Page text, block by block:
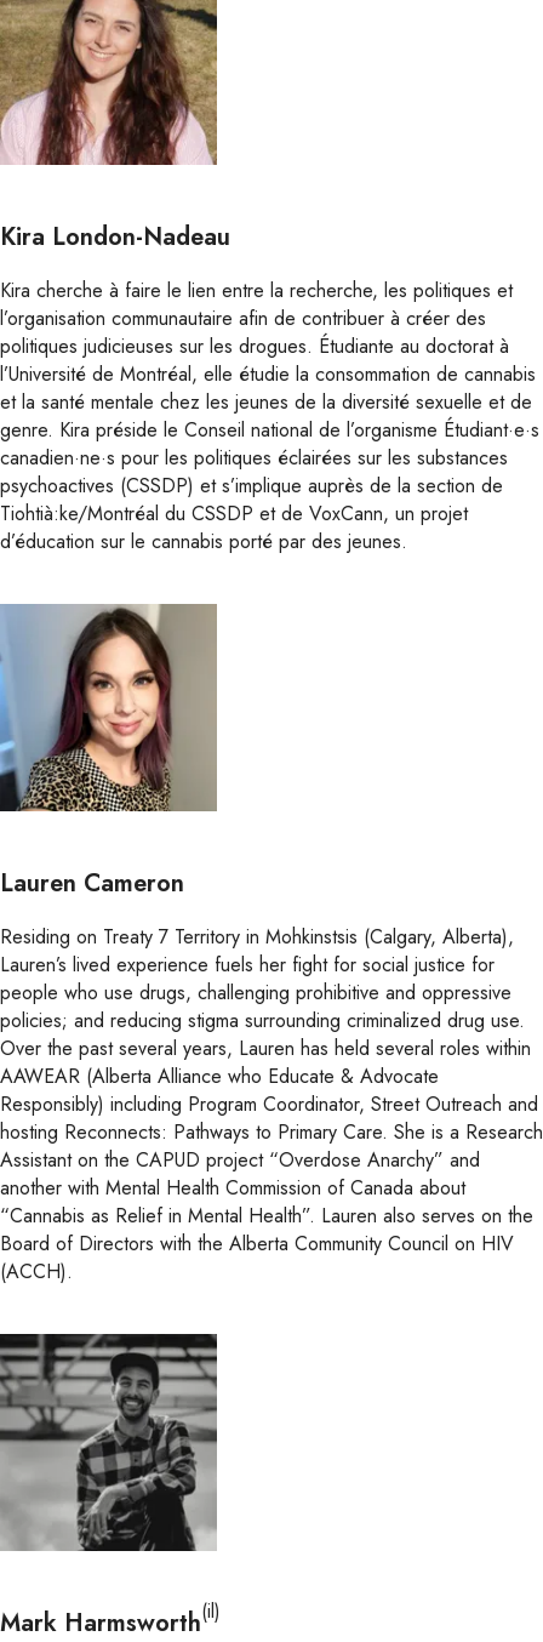
Kira London-Nadeau
Kira cherche à faire le lien entre la recherche, les politiques et
l’organisation communautaire afin de contribuer à créer des
politiques judicieuses sur les drogues. Étudiante au doctorat à
l’Université de Montréal, elle étudie la consommation de cannabis
et la santé mentale chez les jeunes de la diversité sexuelle et de
genre. Kira préside le Conseil national de l’organisme Étudiant·e·s
canadien·ne·s pour les politiques éclairées sur les substances
psychoactives (CSSDP) et s’implique auprès de la section de
Tiohtià:ke/Montréal du CSSDP et de VoxCann, un projet
d’éducation sur le cannabis porté par des jeunes.
Lauren Cameron
Residing on Treaty 7 Territory in Mohkinstsis (Calgary, Alberta),
Lauren’s lived experience fuels her fight for social justice for
people who use drugs, challenging prohibitive and oppressive
policies; and reducing stigma surrounding criminalized drug use.
Over the past several years, Lauren has held several roles within
AAWEAR (Alberta Alliance who Educate & Advocate
Responsibly) including Program Coordinator, Street Outreach and
hosting Reconnects: Pathways to Primary Care. She is a Research
Assistant on the CAPUD project “Overdose Anarchy” and
another with Mental Health Commission of Canada about
“Cannabis as Relief in Mental Health”. Lauren also serves on the
Board of Directors with the Alberta Community Council on HIV
(ACCH).
Mark Harmsworth(il)